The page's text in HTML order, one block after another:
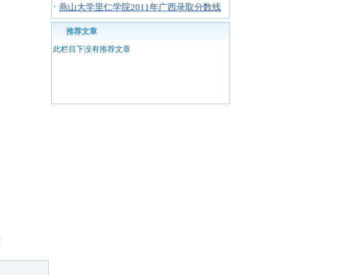
· 燕山大学里仁学院2011年广西录取分数线
推荐文章
此栏目下没有推荐文章